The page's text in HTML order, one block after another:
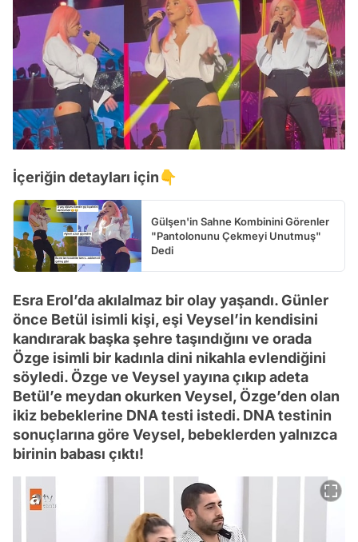
İçeriğin detayları için👇
Gülşen'in Sahne Kombinini Görenler
"Pantolonunu Çekmeyi Unutmuş"
Dedi
Esra Erol’da akılalmaz bir olay yaşandı. Günler
önce Betül isimli kişi, eşi Veysel’in kendisini
kandırarak başka şehre taşındığını ve orada
Özge isimli bir kadınla dini nikahla evlendiğini
söyledi. Özge ve Veysel yayına çıkıp adeta
Betül’e meydan okurken Veysel, Özge’den olan
ikiz bebeklerine DNA testi istedi. DNA testinin
sonuçlarına göre Veysel, bebeklerden yalnızca
birinin babası çıktı!